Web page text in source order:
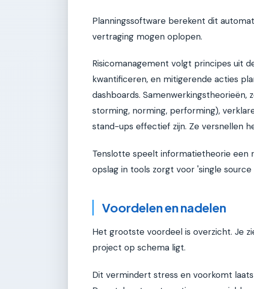
Planningssoftware berekent dit
vertraging mogen oplopen.
Risicomanagement volgt principes uit
kwantificeren, en mitigerende acties
dashboards.
storming, norming, performing),
stand-ups effectief zijn. Ze versnellen
Tenslotte speelt informatietheorie een
opslag in tools zorgt voor 'single
Voordelen en nadelen
Het grootste voordeel is overzicht. Je
project op schema ligt.
Dit vermindert stress en voorkomt